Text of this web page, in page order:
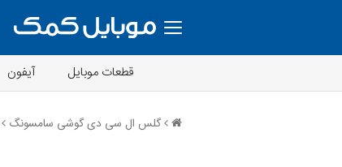
قطعات موبایل آیفون
گلس ال سی دی گوشی سامسونگ